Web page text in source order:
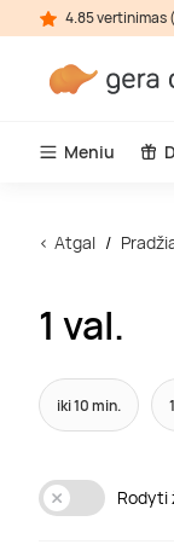
4.85
Meniu
Atgal
1 val.
iki 10 min.
Rodyti